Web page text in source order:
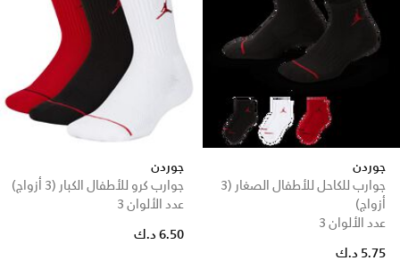
جوردن
جوارب للكاحل للأطفال الصغار (3
أزواج)
عدد الألوان 3
5.75 د.ك
جوردن
جوارب كرو للأطفال الكبار (3 أزواج)
عدد الألوان 3
6.50 د.ك